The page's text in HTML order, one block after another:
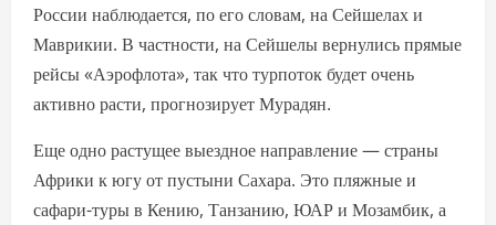
России наблюдается, по его словам, на Сейшелах и
Маврикии. В частности, на Сейшелы вернулись прямые
рейсы «Аэрофлота», так что турпоток будет очень
активно расти, прогнозирует Мурадян.
Еще одно растущее выездное направление — страны
Африки к югу от пустыни Сахара. Это пляжные и
сафари-туры в Кению, Танзанию, ЮАР и Мозамбик, а